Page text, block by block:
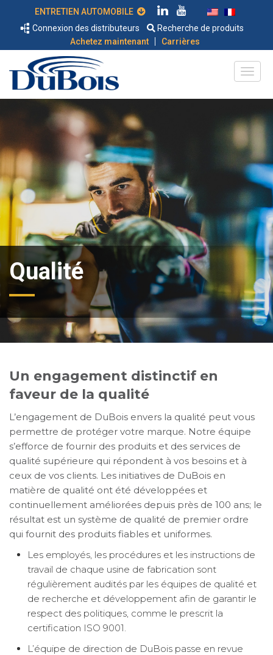
Connexion des distributeurs
Recherche de produits
Achetez maintenant
| Carrières
Qualité
Un engagement distinctif en
faveur de la qualité
L’engagement de DuBois envers la qualité peut vous
permettre de protéger votre marque. Notre équipe
s’efforce de fournir des produits et des services de
qualité supérieure qui répondent à vos besoins et à
ceux de vos clients. Les initiatives de DuBois en
matière de qualité ont été développées et
continuellement améliorées depuis près de 100 ans; le
résultat est un système de qualité de premier ordre
qui fournit des produits fiables et uniformes.
Les employés, les procédures et les instructions de
travail de chaque usine de fabrication sont
régulièrement audités par les équipes de qualité et
de recherche et développement afin de garantir le
respect des politiques, comme le prescrit la
certification ISO 9001.
L’équipe de direction de DuBois passe en revue